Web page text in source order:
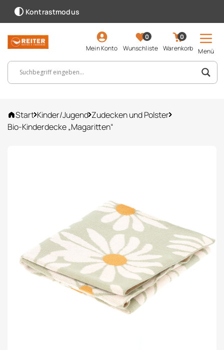
Kontrastmodus
Mein Konto
0
Wunschliste
0
Warenkorb
Menü
Suchbegriff, Artikelnummer ...
Start Kinder/Jugend Zudecken und Polster
Bio-Kinderdecke „Magaritten“